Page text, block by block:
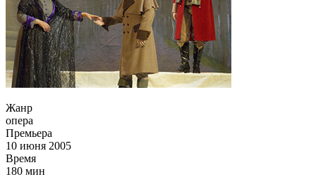
Жанр
опера
Премьера
10 июня 2005
Время
180 мин